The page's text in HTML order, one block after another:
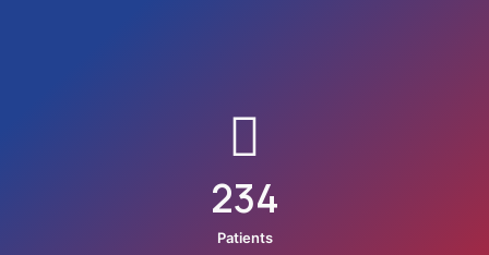
234
Patients